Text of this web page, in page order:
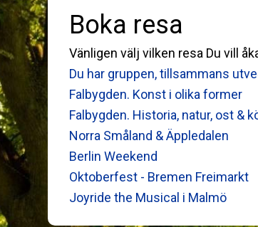
Boka resa
Vänligen välj vilken resa Du vill
Du har gruppen, tillsammans
Falbygden. Konst i olika former
Falbygden. Historia, natur, ost &
Norra Småland & Äppledalen
Berlin Weekend
Oktoberfest - Bremen Freimarkt
Joyride the Musical i Malmö